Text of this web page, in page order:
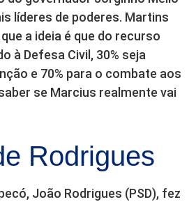
líderes de poderes. Martins
a ideia é que do recurso
à Defesa Civil, 30% seja
e 70% para o combate aos
se Marcius realmente vai
Rodrigues
João Rodrigues (PSD), fez